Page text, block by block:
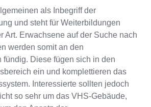
als Inbegriff der
und steht für Weiterbildungen
Art. Erwachsene auf der Suche nach
werden somit an den
fündig. Diese fügen sich in den
ein und komplettieren das
Interessierte sollten jedoch
so sehr um das VHS-Gebäude,